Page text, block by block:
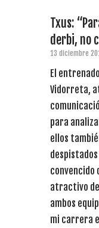
Txus:
derbi, no
13 diciembre
El
Vidorreta,
para
ellos
despistados
convencido
atractivo
ambos
mi carrera